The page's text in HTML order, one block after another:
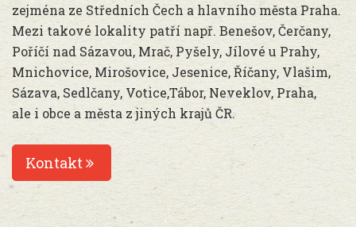
zejména ze Středních Čech a hlavního města Praha.
Mezi takové lokality patří např. Benešov, Čerčany,
Poříčí nad Sázavou, Mrač, Pyšely, Jílové u Prahy,
Mnichovice, Mirošovice, Jesenice, Říčany, Vlašim,
Sázava, Sedlčany, Votice,Tábor, Neveklov, Praha,
ale i obce a města z jiných krajů ČR.
Kontakt